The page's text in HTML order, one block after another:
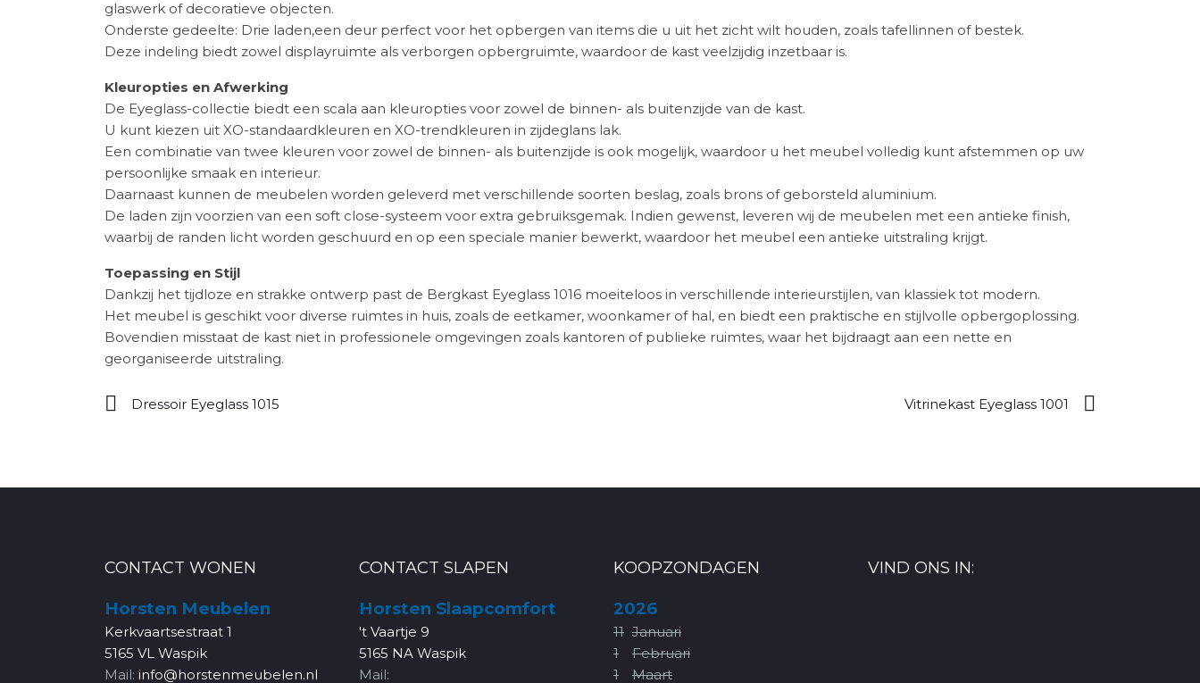
glaswerk of decoratieve objecten.
Onderste gedeelte: Drie laden,een deur perfect voor het opbergen van items die u uit het zicht wilt houden, zoals tafellinnen of bestek.
Deze indeling biedt zowel displayruimte als verborgen opbergruimte, waardoor de kast veelzijdig inzetbaar is.
Kleuropties en Afwerking
De Eyeglass-collectie biedt een scala aan kleuropties voor zowel de binnen- als buitenzijde van de kast.
U kunt kiezen uit XO-standaardkleuren en XO-trendkleuren in zijdeglans lak.
Een combinatie van twee kleuren voor zowel de binnen- als buitenzijde is ook mogelijk, waardoor u het meubel volledig kunt afstemmen op uw
persoonlijke smaak en interieur.
Daarnaast kunnen de meubelen worden geleverd met verschillende soorten beslag, zoals brons of geborsteld aluminium.
De laden zijn voorzien van een soft close-systeem voor extra gebruiksgemak. Indien gewenst, leveren wij de meubelen met een antieke finish,
waarbij de randen licht worden geschuurd en op een speciale manier bewerkt, waardoor het meubel een antieke uitstraling krijgt.
Toepassing en Stijl
Dankzij het tijdloze en strakke ontwerp past de Bergkast Eyeglass 1016 moeiteloos in verschillende interieurstijlen, van klassiek tot modern.
Het meubel is geschikt voor diverse ruimtes in huis, zoals de eetkamer, woonkamer of hal, en biedt een praktische en stijlvolle opbergoplossing.
Bovendien misstaat de kast niet in professionele omgevingen zoals kantoren of publieke ruimtes, waar het bijdraagt aan een nette en
georganiseerde uitstraling.
Dressoir Eyeglass 1015 Vitrinekast Eyeglass 1001
CONTACT WONEN
Horsten Meubelen
Kerkvaartsestraat 1
5165 VL Waspik
Mail: info@horstenmeubelen.nl
CONTACT SLAPEN
Horsten Slaapcomfort
't Vaartje 9
5165 NA Waspik
Mail:
KOOPZONDAGEN
2026
11 Januari
1
Februari
1
Maart
VIND ONS IN: